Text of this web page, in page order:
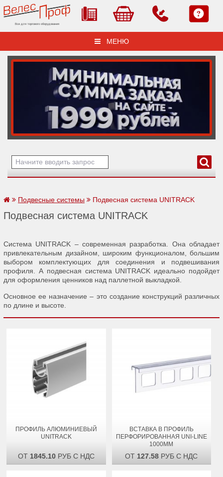
Все для торгового оборудования
МЕНЮ
Подвесные системы Подвесная система UNITRACK
Подвесная система UNITRACK
Система UNITRACK – современная разработка. Она обладает
привлекательным дизайном, широким функционалом, большим
выбором комплектующих для соединения и подвешивания
профиля. А подвесная система UNITRACK идеально подойдет
для оформления ценников над паллетной выкладкой.
Основное ее назначение – это создание конструкций различных
по длине и высоте.
ПРОФИЛЬ АЛЮМИНИЕВЫЙ
UNITRACK
ОТ 1845.10РУБ С НДС
ВСТАВКА В ПРОФИЛЬ
ПЕРФОРИРОВАННАЯ UNI-LINE
1000ММ
ОТ 127.58 РУБ С НДС